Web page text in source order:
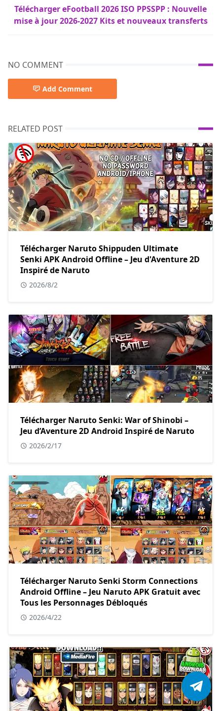
Télécharger eFootball 2026 ISO PPSSPP : Nouvelle
mise à jour 2026-2027 Kits et nouveaux transferts
NO COMMENT
Add Comment
RELATED POST
Télécharger Naruto Shippuden Ultimate
Senki APK Android Offline – Jeu d'Aventure 2D
Inspiré de Naruto
2026/8/2
Télécharger Naruto Senki: War of Shinobi –
Jeu d’Aventure 2D Android Inspiré de Naruto
2026/2/17
Télécharger Naruto Senki Storm Connections
Android Offline – Jeu Naruto APK Gratuit avec
Tous les Personnages Débloqués
2026/4/22